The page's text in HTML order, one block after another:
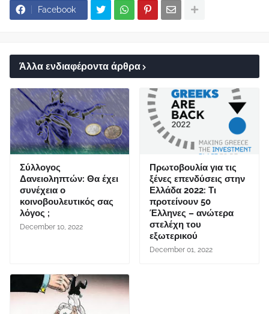
Facebook
Άλλα ενδιαφέροντα άρθρα
Σύλλογος
Δανειοληπτών: Θα έχει
συνέχεια ο
κοινοβουλευτικός σας
λόγος ;
December 10, 2022
Πρωτοβουλία για τις
ξένες επενδύσεις στην
Ελλάδα 2022: Τι
προτείνουν 50
Έλληνες – ανώτερα
στελέχη του
εξωτερικού
December 01, 2022